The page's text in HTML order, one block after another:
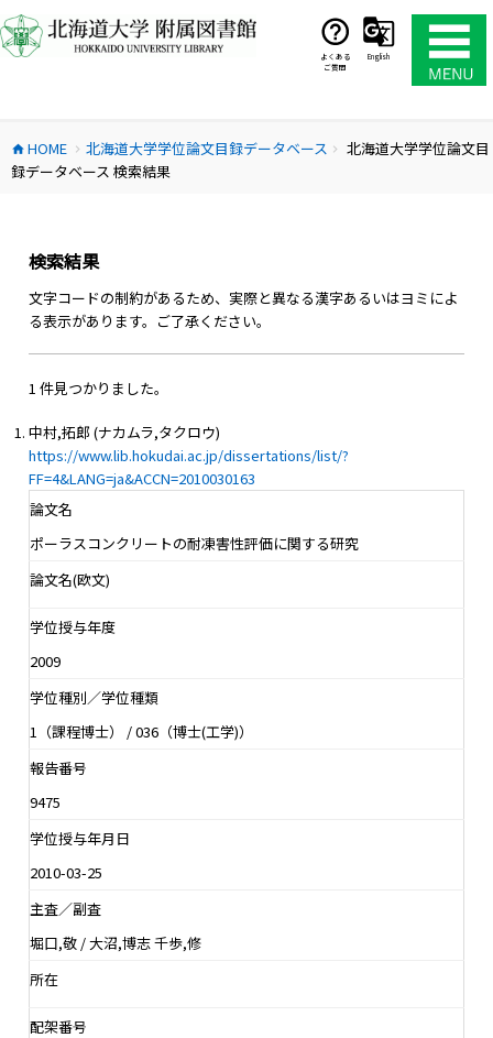
ン
テ
ス
キ
よくある
ご質問
English
home HOME chevron_right 北海道大学学位論文目録データベース chevron_right
北海道大学学位論文目
録データベース 検索結果
検索結果
文字コードの制約があるため、実際と異なる漢字あるいはヨミによ
る表示があります。ご了承ください。
1 件見つかりました。
中村,拓郎 (ナカムラ,タクロウ)
https://www.lib.hokudai.ac.jp/dissertations/list/?
FF=4&LANG=ja&ACCN=2010030163
論文名
ポーラスコンクリートの耐凍害性評価に関する研究
論文名(欧文)
学位授与年度
2009
学位種別／学位種類
1（課程博士） / 036（博士(工学)）
報告番号
9475
学位授与年月日
2010-03-25
主査／副査
堀口,敬 / 大沼,博志 千歩,修
所在
配架番号